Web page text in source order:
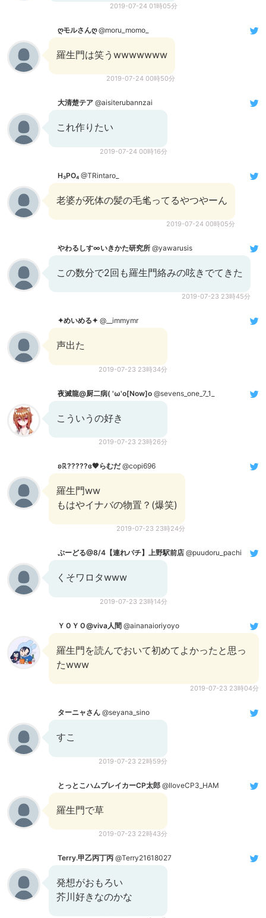
2019-07-24 01時05分
ღモルさんღ@moru_momo_
羅生門は笑うwwwwwww
2019-07-24 00時50分
大清楚テア @aisiterubannzai
これ作りたい
2019-07-24 00時16分
H₃PO₄ @TRintaro_
老婆が死体の髪の毛毟ってるやつやーん
2019-07-24 00時05分
やわるしす∞いきかた研究所 @yawarusis
この数分で2回も羅生門絡みの呟きでてきた
2019-07-23 23時45分
✦めいめる✦ @__immymr
声出た
2019-07-23 23時34分
夜滅龍@厨二病( 'ω'o[Now]o @sevens_one_7_1_
こういうの好き
2019-07-23 23時26分
ʚℝ?????ɞ🖤らむだ@copi696
羅生門ww
もはやイナバの物置？(爆笑)
2019-07-23 23時24分
ぷーどる@8/4【連れパチ】上野駅前店 @puudoru_pachi
くそワロタwww
2019-07-23 23時14分
ＹＯＹＯ@viva人間 @ainanaioriyoyo
羅生門を読んでおいて初めてよかったと思っ
たwww
2019-07-23 23時04分
ターニャさん @seyana_sino
すこ
2019-07-23 22時59分
とっとこハムブレイカーCP太郎 @IloveCP3_HAM
羅生門で草
2019-07-23 22時43分
Terry.甲乙丙丁丙 @Terry21618027
発想がおもろい
芥川好きなのかな